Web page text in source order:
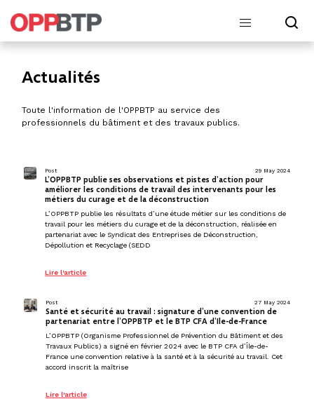
Actualités
Toute l'information de l'OPPBTP au service des
professionnels du bâtiment et des travaux publics.
Post 29 May 2024
L’OPPBTP publie ses observations et pistes d’action pour
améliorer les conditions de travail des intervenants pour les
métiers du curage et de la déconstruction
L’OPPBTP publie les résultats d’une étude métier sur les conditions de
travail pour les métiers du curage et de la déconstruction, réalisée en
partenariat avec le Syndicat des Entreprises de Déconstruction,
Dépollution et Recyclage (SEDD
Lire l'article
Post 27 May 2024
Santé et sécurité au travail : signature d’une convention de
partenariat entre l’OPPBTP et le BTP CFA d’Ile-de-France
L’OPPBTP (Organisme Professionnel de Prévention du Bâtiment et des
Travaux Publics) a signé en février 2024 avec le BTP CFA d’Île-de-
France une convention relative à la santé et à la sécurité au travail. Cet
accord inscrit la maîtrise
Lire l'article